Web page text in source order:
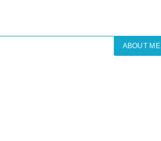
ABOUT ME